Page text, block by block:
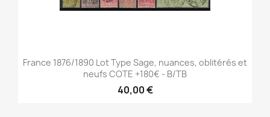
France 1876/1890 Lot Type Sage, nuances, oblitérés et
neufs COTE +180€ - B/TB
40,00 €